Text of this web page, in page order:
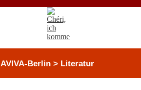
AVIVA-Berlin > Literatur